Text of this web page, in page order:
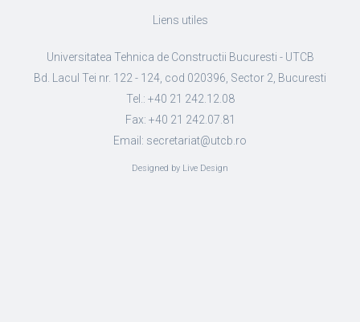
Liens utiles
Universitatea Tehnica de Constructii Bucuresti - UTCB
Bd. Lacul Tei nr. 122 - 124, cod 020396, Sector 2, Bucuresti
Tel.: +40 21 242.12.08
Fax: +40 21 242.07.81
Email: secretariat@utcb.ro
Designed by Live Design